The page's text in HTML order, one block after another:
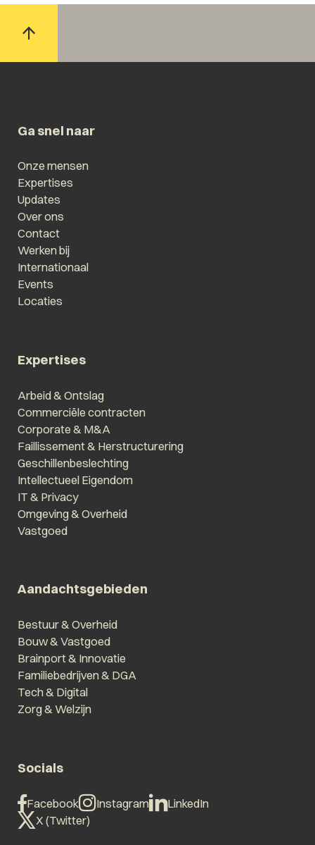
Ga snel naar
Onze mensen
Expertises
Updates
Over ons
Contact
Werken bij
Internationaal
Events
Locaties
Expertises
Arbeid & Ontslag
Commerciële contracten
Corporate & M&A
Faillissement & Herstructurering
Geschillenbeslechting
Intellectueel Eigendom
IT & Privacy
Omgeving & Overheid
Vastgoed
Aandachtsgebieden
Bestuur & Overheid
Bouw & Vastgoed
Brainport & Innovatie
Familiebedrijven & DGA
Tech & Digital
Zorg & Welzijn
Socials
Facebook Instagram
LinkedIn
X (Twitter)